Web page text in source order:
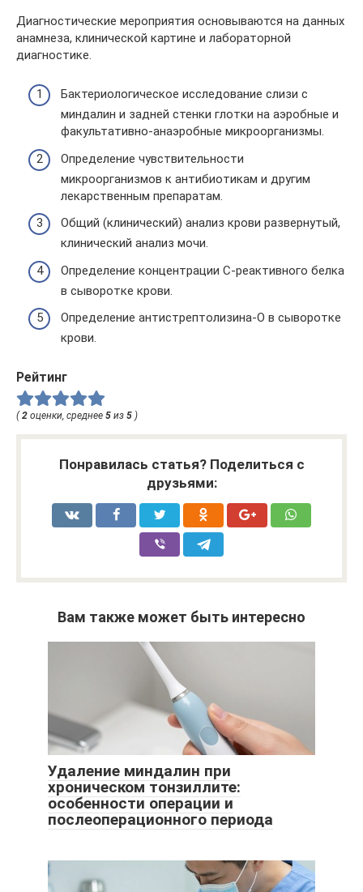
Диагностические мероприятия основываются на данных
анамнеза, клинической картине и лабораторной
диагностике.
Бактериологическое исследование слизи с
миндалин и задней стенки глотки на аэробные и
факультативно-анаэробные микроорганизмы.
Определение чувствительности
микроорганизмов к антибиотикам и другим
лекарственным препаратам.
Общий (клинический) анализ крови развернутый,
клинический анализ мочи.
Определение концентрации С-реактивного белка
в сыворотке крови.
Определение антистрептолизина-О в сыворотке
крови.
Рейтинг
(2 оценки, среднее 5 из 5 )
Понравилась статья? Поделиться с
друзьями:
Вам также может быть интересно
Удаление миндалин при
хроническом тонзиллите:
особенности операции и
послеопера­ционного периода